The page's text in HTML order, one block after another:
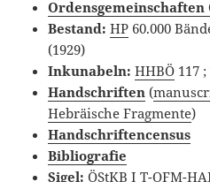
Bestand: HP 60.000
(1929)
Inkunabeln: HHBÖ 117 ;
Handschriften (
Hebräische Fragmente)
Handschriftencensus
Bibliografie
Sigel: ÖStKB I T-OFM-